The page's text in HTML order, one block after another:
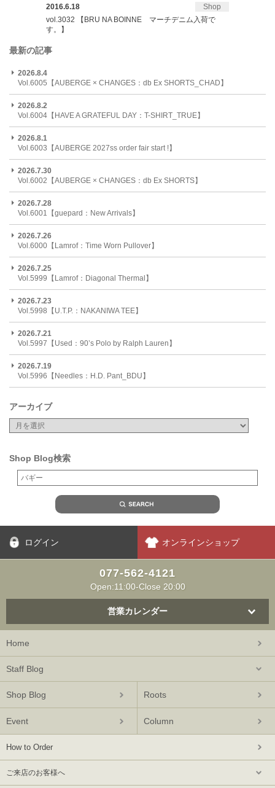
Shop
2016.6.18
vol.3032 【BRU NA BOINNE マーチデニム入荷で
す。】
最新の記事
2026.8.4
Vol.6005【AUBERGE × CHANGES：db Ex SHORTS_CHAD】
2026.8.2
Vol.6004【HAVE A GRATEFUL DAY：T-SHIRT_TRUE】
2026.8.1
Vol.6003【AUBERGE 2027ss order fair start !】
2026.7.30
Vol.6002【AUBERGE × CHANGES：db Ex SHORTS】
2026.7.28
Vol.6001【guepard：New Arrivals】
2026.7.26
Vol.6000【Lamrof：Time Worn Pullover】
2026.7.25
Vol.5999【Lamrof：Diagonal Thermal】
2026.7.23
Vol.5998【U.T.P.：NAKANIWA TEE】
2026.7.21
Vol.5997【Used：90’s Polo by Ralph Lauren】
2026.7.19
Vol.5996【Needles：H.D. Pant_BDU】
アーカイブ
Shop Blog検索
ログイン オンラインショップ
077-562-4121
Open:11:00-Close 20:00
営業カレンダー
Home
Staff Blog
Shop Blog Roots
Event Column
How to Order
ご来店のお客様へ